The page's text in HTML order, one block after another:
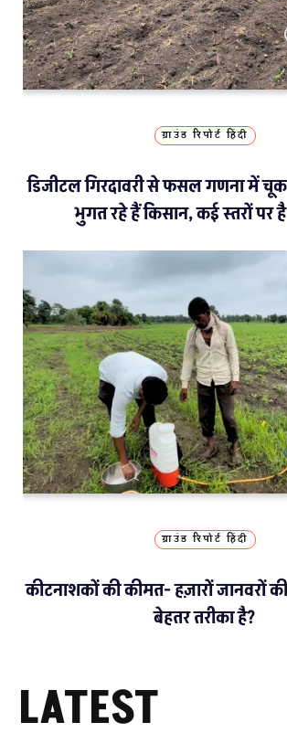
ग्राउंड रिपोर्ट हिंदी
डिजीटल गिरदावरी से फसल गणना में
भुगत रहे हैं किसान, कई स्तरों पर
ग्राउंड रिपोर्ट हिंदी
कीटनाशकों की कीमत- हज़ारों जानवरों
बेहतर तरीका है?
LATEST